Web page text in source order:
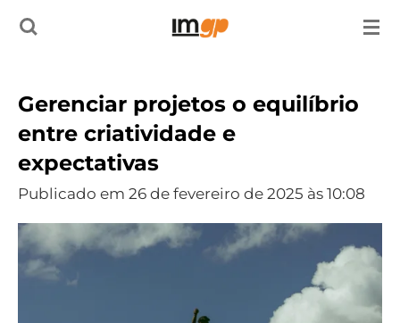
Salta
conteúdo
principal
Gerenciar projetos o equilíbrio
entre criatividade e
expectativas
Publicado em 26 de fevereiro de 2025 às 10:08